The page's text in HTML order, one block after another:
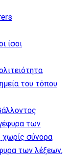
ίσοι
του τόπου
των λέξεων,